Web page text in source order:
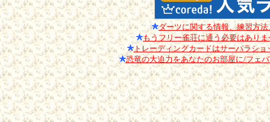
ダーツに関する情報、練習方
もうフリー雀荘に通う必要はあり
トレーディングカードはサーパラシ
恐竜の大迫力をあなたのお部屋に/フェ